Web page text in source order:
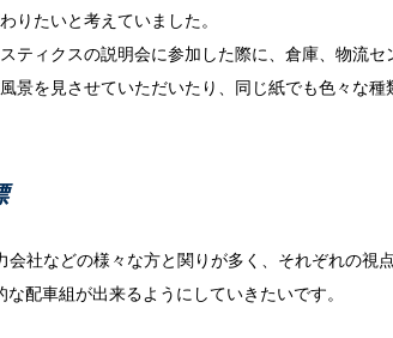
りたいと考えていました。
ティクスの説明会に参加した際に、倉庫、物流セ
景を見させていただいたり、同じ紙でも色々な種
会社などの様々な方と関りが多く、それぞれの視
な配車組が出来るようにしていきたいです。